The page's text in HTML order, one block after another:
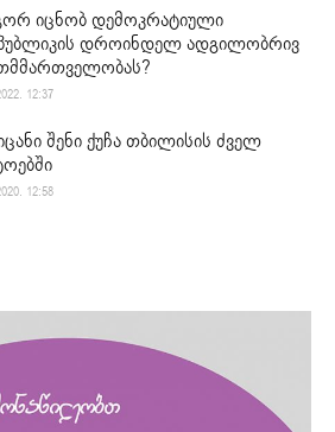
იცნობ დემოკრატიული
დროინდელ ადგილობრივ
12:37
შენი ქუჩა თბილისის ძველ
12:58